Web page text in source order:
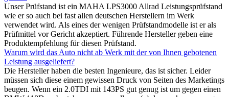
Unser Prüfstand ist ein MAHA LPS3000 Allrad Leistungsprüfstand
wie er so auch bei fast allen deutschen Herstellern im Werk
verwendet wird. Als eines der wenigen Prüfstandmodelle ist er als
Prüfmittel vor Gericht akzeptiert. Führende Hersteller geben eine
Produktempfehlung für diesen Prüfstand.
Warum wird das Auto nicht ab Werk mit der von Ihnen gebotenen
Leistung ausgeliefert?
Die Hersteller haben die besten Ingenieure, das ist sicher. Leider
müssen sich diese einem gewissen Druck von Seiten des Marketings
beugen. Wenn ein 2.0TDI mit 143PS gut genug ist um gegen einen